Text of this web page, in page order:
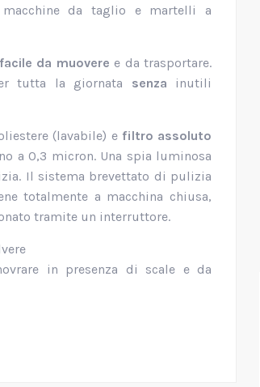
da taglio e martelli a
facile da muovere e da trasportare.
tutta la giornata senza inutili
(lavabile) efiltro assoluto
a 0,3 micron. Una spia luminosa
Il sistema brevettato di pulizia
totalmente a macchina chiusa,
tramite un interruttore.
in presenza di scale e da